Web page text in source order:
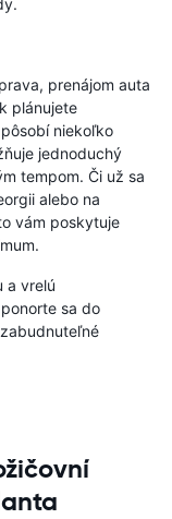
prenájom auta
plánujete
niekoľko
jednoduchý
tempom. Či už sa
alebo na
vám poskytuje
a vrelú
sa do